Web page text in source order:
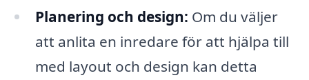
Planering och design: Om du väljer
att anlita en inredare för att hjälpa till
med layout och design kan detta